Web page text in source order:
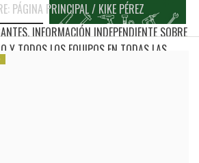
INFORMACIÓN INDEPENDIENTE SOBRE
Y TODOS LOS EQUIPOS EN TODAS LAS
PÁGINA PRINCIPAL/ KIKE PÉREZ